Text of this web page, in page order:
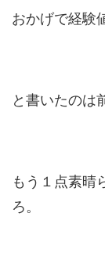
おかげで経験
と書いたのは
もう１点素晴
ろ。